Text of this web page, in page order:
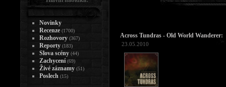
Across Tundras - Old World Wanderer:
23.05.2010
Novinky
Recenze (1700)
Rozhovory (367)
Reporty (183)
Slova scény (44)
Zachycení (69)
Živé záznamy (51)
Poslech (15)